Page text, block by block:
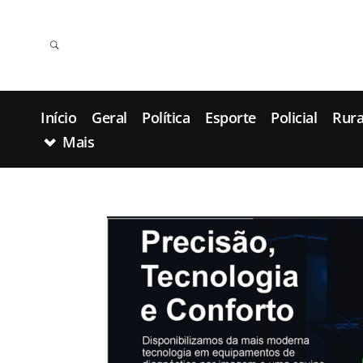
Início Geral Política Esporte Policial
Mais